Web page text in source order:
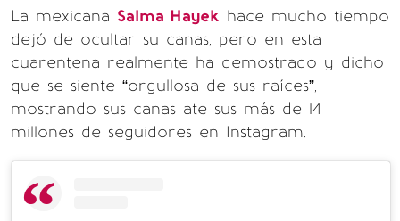
La mexicana Salma Hayek hace mucho tiempo
dejó de ocultar su canas, pero en esta
cuarentena realmente ha demostrado y dicho
que se siente “orgullosa de sus raíces”,
mostrando sus canas ate sus más de 14
millones de seguidores en Instagram.